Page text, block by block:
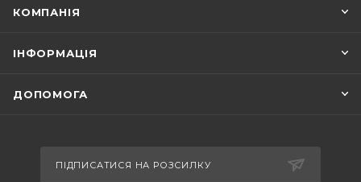
КОМПАНІЯ
ІНФОРМАЦІЯ
ДОПОМОГА
ПІДПИСАТИСЯ НА РОЗСИЛКУ